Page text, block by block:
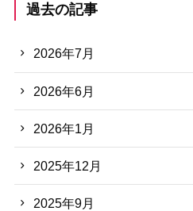
過去の記事
2026年7月
2026年6月
2026年1月
2025年12月
2025年9月